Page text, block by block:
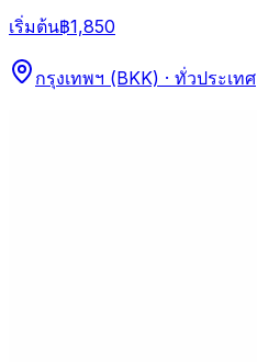
เริ่มต้น฿1,850
กรุงเทพฯ (BKK) · ทั่วประเทศ